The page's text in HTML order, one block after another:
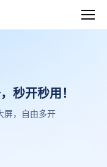
秒开秒用！
屏，自由多开